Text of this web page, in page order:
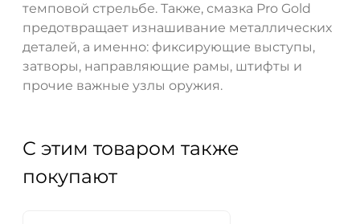
темповой стрельбе. Также, смазка Pro Gold
предотвращает изнашивание металлических
деталей, а именно: фиксирующие выступы,
затворы, направляющие рамы, штифты и
прочие важные узлы оружия.
С этим товаром также
покупают